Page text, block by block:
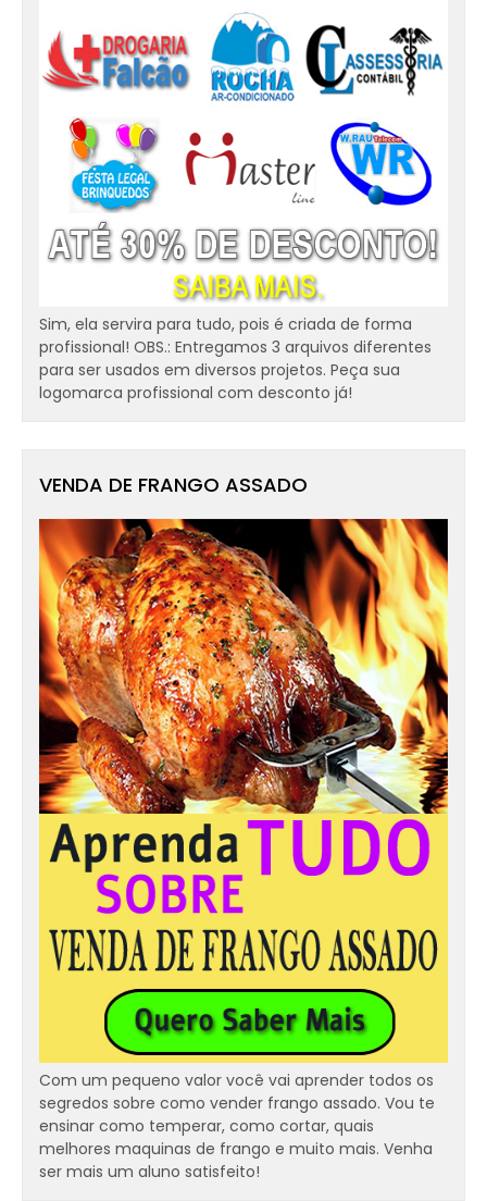
Sim, ela servira para tudo, pois é criada de forma
profissional! OBS.: Entregamos 3 arquivos diferentes
para ser usados em diversos projetos. Peça sua
logomarca profissional com desconto já!
VENDA DE FRANGO ASSADO
Com um pequeno valor você vai aprender todos os
segredos sobre como vender frango assado. Vou te
ensinar como temperar, como cortar, quais
melhores maquinas de frango e muito mais. Venha
ser mais um aluno satisfeito!